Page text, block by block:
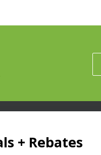
CÁC NHÀ ĐẦU TƯ